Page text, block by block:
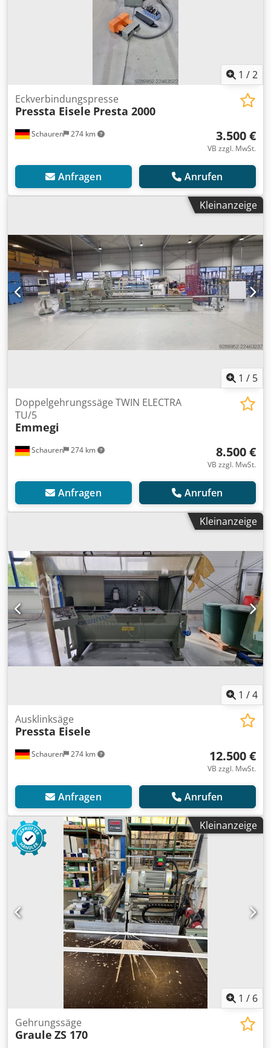
1 /2
Schauren 274 km
Eckverbindungspresse
Pressta Eisele Presta 2000
3.500 €
VB zzgl. MwSt.
Anfragen Anrufen
Kleinanzeige
1 / 5
Schauren 274 km
Doppelgehrungssäge TWIN ELECTRA
TU/5
Emmegi
8.500 €
VB zzgl. MwSt.
Anfragen Anrufen
Kleinanzeige
1 /4
Schauren 274 km
Ausklinksäge
Pressta Eisele
12.500 €
VB zzgl. MwSt.
Anfragen Anrufen
Kleinanzeige
1 / 6
Gehrungssäge
Graule ZS 170